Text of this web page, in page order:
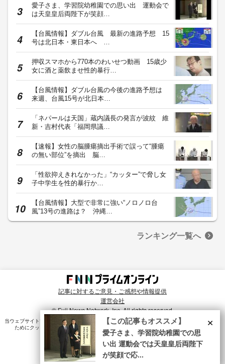
愛子さま、学習院幼稚園での思い出 運動会で
は天皇皇后両陛下が笑顔…
【台風情報】ダブル台風 最新の進路予想 15
号は北日本・東日本へ …
押収スマホから770本のわいせつ動画 15歳少
女に酒と薬飲ませ性的暴行…
【台風情報】ダブル台風の今後の進路予想は
来週、台風15号が北日本…
「ネパールは天国」蔵内議長の発言が波紋 維
新・吉村代表「福岡県議…
【速報】女性の脳腫瘍摘出手術で誤って“腫瘍
の無い部位”を摘出 脳…
「性欲抑えきれなかった」“カッター”で脅し女
子中学生を性的暴行か…
【台風情報】大型で非常に強い“ノロノロ台
風”13号の進路は？ 沖縄…
ランキング一覧へ
記事に対するご意見・ご感想や情報提供
運営会社
© Fuji News Network, Inc. All rights reserved.
当ウェブサイトでは、ユーザのニーズ・興味・関⼼に合致したコンテンツや広告配信を提供する
ためにクッキーを使⽤しています。詳細は、
プライバシーポリシー をご確認ください。×
【この記事もオススメ】
愛子さま、学習院幼稚園での思
い出 運動会では天皇皇后両陛下
が笑顔で応...